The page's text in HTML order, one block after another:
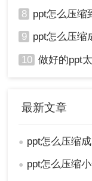
持多种文
缺点：对
1、打开转转大
https://
8 ppt怎么压缩
9 ppt怎么压缩
10 做好的ppt太
最新文章
● ppt怎么压缩成
● ppt怎么压缩小